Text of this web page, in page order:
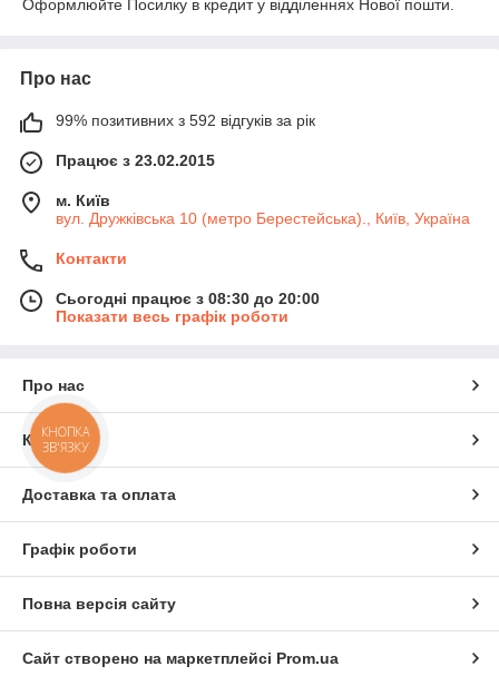
Оформлюйте Посилку в кредит у відділеннях Нової пошти.
Про нас
99% позитивних з 592 відгуків за рік
Працює з 23.02.2015
м. Київ
вул. Дружківська 10 (метро Берестейська)., Київ, Україна
Контакти
Сьогодні працює з 08:30 до 20:00
Показати весь графік роботи
Про нас
Контакти
Доставка та оплата
Графік роботи
Повна версія сайту
Сайт створено на маркетплейсі Prom.ua
КНОПКА
ЗВ'ЯЗКУ